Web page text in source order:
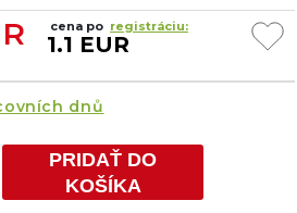
cena po registráciu:
1.1 EUR
dnů
PRIDAŤ DO
KOŠÍKA